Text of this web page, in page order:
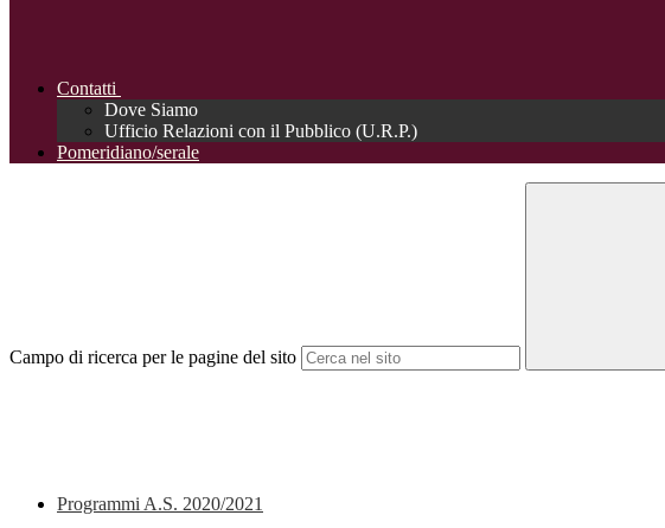
Contatti
Dove Siamo
Ufficio Relazioni con il Pubblico (U.R.P.)
Pomeridiano/serale
Campo di ricerca per le pagine del sito
Programmi A.S. 2020/2021